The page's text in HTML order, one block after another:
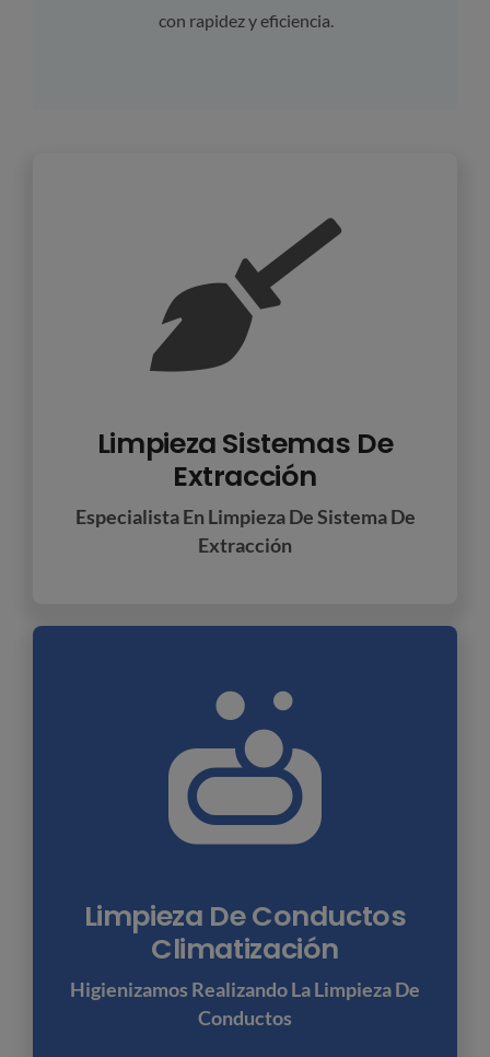
con rapidez y eficiencia.
Limpieza Sistemas De
Extracción
Especialista En Limpieza De Sistema De
Extracción
Limpieza De Conductos
Climatización
Higienizamos Realizando La Limpieza De
Conductos